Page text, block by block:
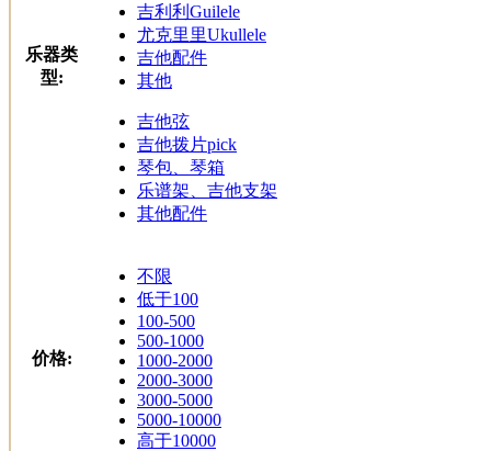
乐器类
型:
吉利利Guilele
尤克里里Ukullele
吉他配件
其他
吉他弦
吉他拨片pick
琴包、琴箱
乐谱架、吉他支架
其他配件
价格:
不限
低于100
100-500
500-1000
1000-2000
2000-3000
3000-5000
5000-10000
高于10000